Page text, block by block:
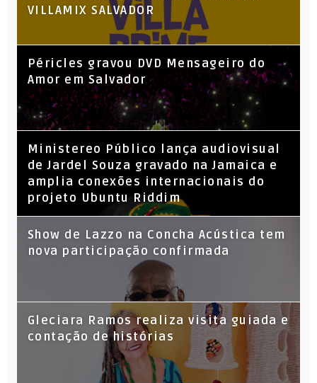
VILLAMIX SALVADOR
Péricles gravou DVD Mensageiro do
Amor em Salvador
​Ministereo Público lança audiovisual
de Jardel Souza gravado na Jamaica e
amplia conexões internacionais do
projeto Ubuntu Riddim
Show de Lazzo na Concha Acústica tem
nova participação confirmada
Gleciara Ramos realiza visita guiada e
contação de histórias